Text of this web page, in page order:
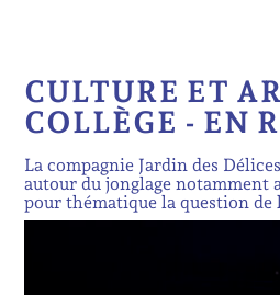
CULTURE ET
COLLÈGE - EN
La compagnie Jardin des
autour du jonglage notamment
pour thématique la question de